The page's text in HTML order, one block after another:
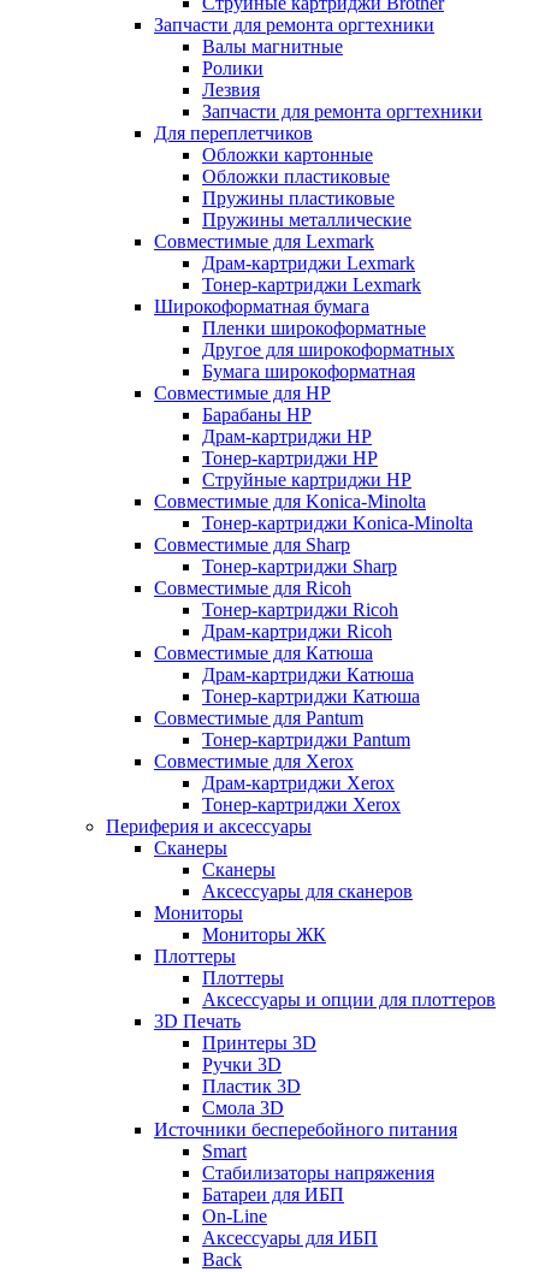
Запчасти для ремонта оргтехники
Валы магнитные
Ролики
Лезвия
Запчасти для ремонта оргтехники
Для переплетчиков
Обложки картонные
Обложки пластиковые
Пружины пластиковые
Пружины металлические
Совместимые для Lexmark
Драм-картриджи Lexmark
Тонер-картриджи Lexmark
Широкоформатная бумага
Пленки широкоформатные
Другое для широкоформатных
Бумага широкоформатная
Совместимые для HP
Барабаны HP
Драм-картриджи HP
Тонер-картриджи HP
Струйные картриджи HP
Совместимые для Konica-Minolta
Тонер-картриджи Konica-Minolta
Совместимые для Sharp
Тонер-картриджи Sharp
Совместимые для Ricoh
Тонер-картриджи Ricoh
Драм-картриджи Ricoh
Совместимые для Катюша
Драм-картриджи Катюша
Тонер-картриджи Катюша
Совместимые для Pantum
Тонер-картриджи Pantum
Совместимые для Xerox
Драм-картриджи Xerox
Тонер-картриджи Xerox
Периферия и аксессуары
Сканеры
Сканеры
Аксессуары для сканеров
Мониторы
Мониторы ЖК
Плоттеры
Плоттеры
Аксессуары и опции для плоттеров
3D Печать
Принтеры 3D
Ручки 3D
Пластик 3D
Смола 3D
Источники бесперебойного питания
Smart
Стабилизаторы напряжения
Батареи для ИБП
On-Line
Аксессуары для ИБП
Back